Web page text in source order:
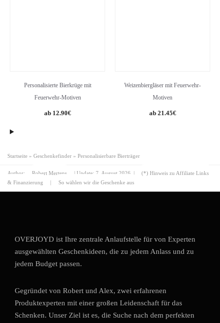
Personalisierte Bierkrüge mit
Feuerwehr-Motiven
12.90€
Weizenbiergläser mit Feuerwehr-
Motiven
21.45€
Startseite » Geschenkefinder » Personalisierbare Bierträger
Author: Robert Mertens | Update: 7. August 2026
(*) Hinweis zu Affiliate Links
& Finanzierung
So wählen wir die Geschenke aus
OVERJOYD ist Ihre zentrale Anlaufstelle für von Experten
ausgewählten Geschenkideen, die zu jedem Anlass und zu
jedem Budget passen.
Gegründet von Robert und Alex, zwei erfahrenen
Produktexperten mit einer großen Leidenschaft für das
Schenken. Unser Ziel ist es, die Suche nach dem perfekten